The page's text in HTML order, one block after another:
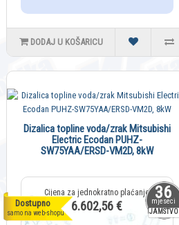
DODAJ U KOŠARICU
36
mjeseci
JAMSTVO
Dostupno
samo na web-shopu
Dizalica topline voda/zrak Mitsubishi
Electric Ecodan PUHZ-
SW75YAA/ERSD-VM2D, 8kW
6.602,56 €